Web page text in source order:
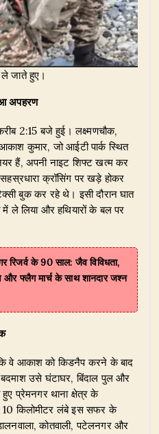
जाते हुए।
अपहरण
2:15 बजे हुई। लक्ष्मणचौक,
कुमार, जो आईटी पार्क स्थित
हैं, अपनी नाइट शिफ्ट खत्म कर
क्रॉसिंग पर खड़े होकर
बुक कर रहे थे। इसी दौरान घात
में ले लिया और हथियारों के बल पर
रिजर्व के 90 साल: जैव विविधता,
और फ्लैग मार्च के साथ शानदार जश्न
वे आकाश को किडनैप करने के बाद
उसे घंटाघर, बिंदाल पुल और
प्रेमनगर थाना क्षेत्र के
किलोमीटर लंबे इस सफर के
कोतवाली, पटेलनगर और